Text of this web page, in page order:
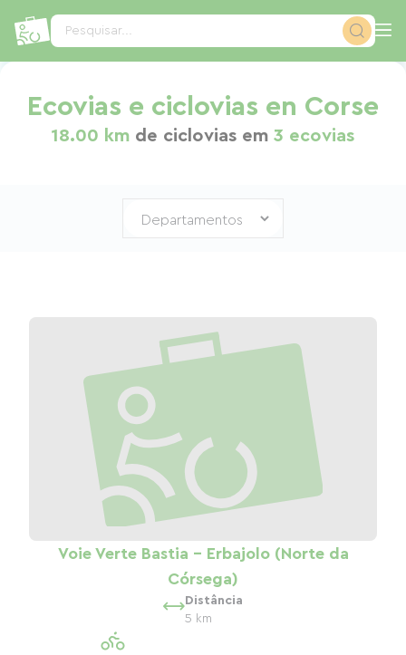
Pesquisar...
Ecovias e ciclovias en Corse
18.00 km de ciclovias em 3 ecovias
Voie Verte Bastia - Erbajolo (Norte da
Córsega)
Distância
5 km
Painel de Gerenciamento de Cookies